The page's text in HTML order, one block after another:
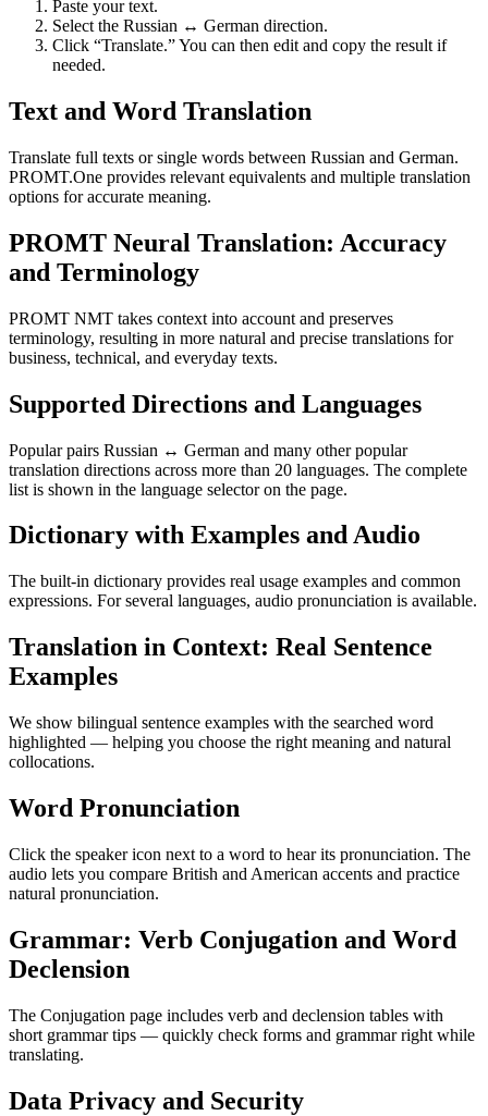
Paste your text.
Select the Russian ↔ German direction.
Click “Translate.” You can then edit and copy the result if
needed.
Text and Word Translation
Translate full texts or single words between Russian and German.
PROMT.One provides relevant equivalents and multiple translation
options for accurate meaning.
PROMT Neural Translation: Accuracy
and Terminology
PROMT NMT takes context into account and preserves
terminology, resulting in more natural and precise translations for
business, technical, and everyday texts.
Supported Directions and Languages
Popular pairs Russian ↔ German and many other popular
translation directions across more than 20 languages. The complete
list is shown in the language selector on the page.
Dictionary with Examples and Audio
The built-in dictionary provides real usage examples and common
expressions. For several languages, audio pronunciation is available.
Translation in Context: Real Sentence
Examples
We show bilingual sentence examples with the searched word
highlighted — helping you choose the right meaning and natural
collocations.
Word Pronunciation
Click the speaker icon next to a word to hear its pronunciation. The
audio lets you compare British and American accents and practice
natural pronunciation.
Grammar: Verb Conjugation and Word
Declension
The Conjugation page includes verb and declension tables with
short grammar tips — quickly check forms and grammar right while
translating.
Data Privacy and Security